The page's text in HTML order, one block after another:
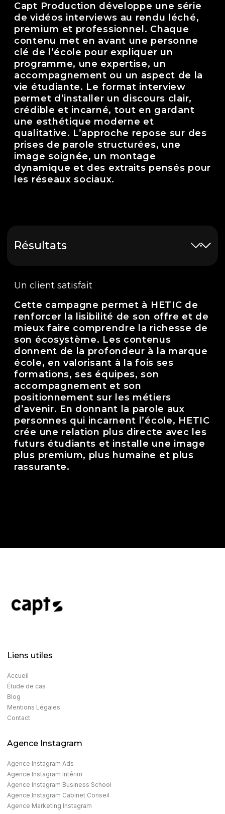
Capt Production développe une série
de vidéos interviews au rendu léché,
premium et professionnel. Chaque
contenu met en avant une personne
clé de l’école pour expliquer un
programme, une expertise, un
accompagnement ou un aspect de la
vie étudiante. Le format interview
permet d’installer un discours clair,
crédible et incarné, tout en gardant
une esthétique moderne et
qualitative. L’approche repose sur des
prises de parole structurées, une
image soignée, un montage
dynamique et des extraits pensés pour
les réseaux sociaux.
Résultats
Un client satisfait
Cette campagne permet à HETIC de
renforcer la lisibilité de son offre et de
mieux faire comprendre la richesse de
son écosystème. Les contenus
donnent de la profondeur à la marque
école, en valorisant à la fois ses
formations, ses équipes, son
accompagnement et son
positionnement sur les métiers
d’avenir. En donnant la parole aux
personnes qui incarnent l’école, HETIC
crée une relation plus directe avec les
futurs étudiants et installe une image
plus premium, plus humaine et plus
rassurante.
Liens utiles
Accueil
Étude de cas
Blog
Mentions Légales
Contact
Agence Instagram
Agence Instagram Ads​
Agence Instagram Intérim
Agence Instagram Business School
Agence Instagram Cabinet Conseil
Agence Marketing Instagram​